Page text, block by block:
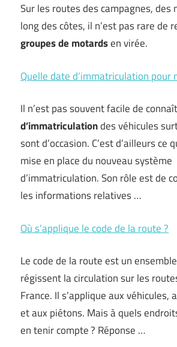
Sur les routes des campagnes, des
long des côtes, il n’est pas rare de
groupes de motardsen virée.
Quelle date d’immatriculation pour
Il n’est pas souvent facile de
d’immatriculationdes véhicules
sont d’occasion. C’est d’ailleurs ce
mise en place du nouveau système
d’immatriculation. Son rôle est de
les informations relatives …
Où s’applique le code de la route ?
Le code de la route est un
régissent la circulation sur les
France. Il s’applique aux véhicules,
et aux piétons. Mais à quels
en tenir compte ? Réponse …